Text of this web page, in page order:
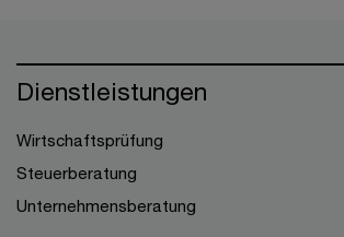
Dienstleistungen
Wirtschaftsprüfung
Steuerberatung
Unternehmensberatung